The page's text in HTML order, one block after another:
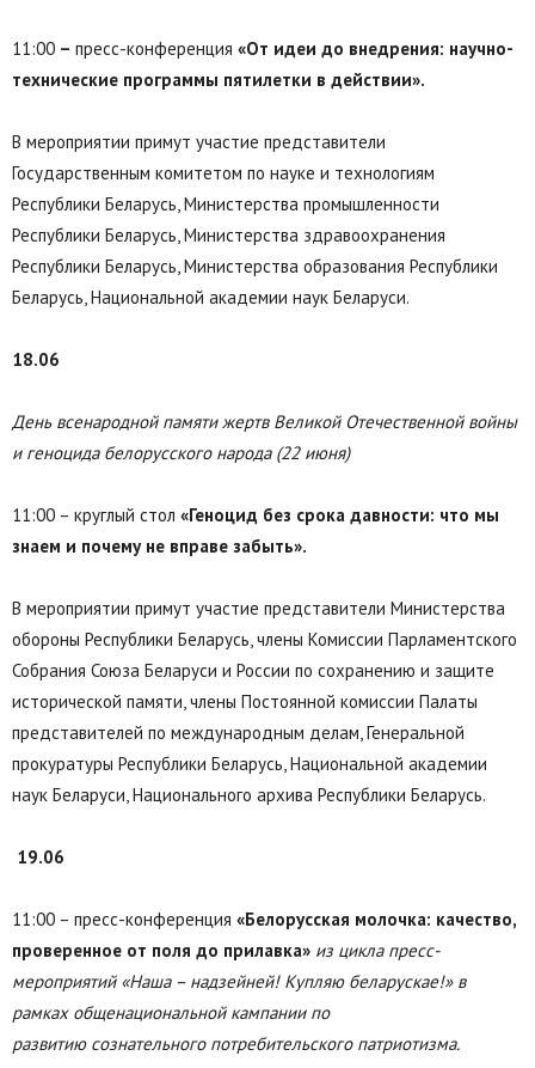
11:00 – пресс-конференция «От идеи до внедрения: научно-
технические программы пятилетки в действии».
В мероприятии примут участие представители
Государственным комитетом по науке и технологиям
Республики Беларусь, Министерства промышленности
Республики Беларусь, Министерства здравоохранения
Республики Беларусь, Министерства образования Республики
Беларусь, Национальной академии наук Беларуси.
18.06
День всенародной памяти жертв Великой Отечественной войны
и геноцида белорусского народа (22 июня)
11:00 – круглый стол «Геноцид без срока давности: что мы
знаем и почему не вправе забыть».
В мероприятии примут участие представители Министерства
обороны Республики Беларусь, члены Комиссии Парламентского
Собрания Союза Беларуси и России по сохранению и защите
исторической памяти, члены Постоянной комиссии Палаты
представителей по международным делам, Генеральной
прокуратуры Республики Беларусь, Национальной академии
наук Беларуси, Национального архива Республики Беларусь.
19.06
11:00 – пресс-конференция «Белорусская молочка: качество,
проверенное от поля до прилавка» из цикла пресс-
мероприятий «Наша – надзейней! Купляю беларускае!» в
рамках общенациональной кампании по
развитию сознательного потребительского патриотизма.